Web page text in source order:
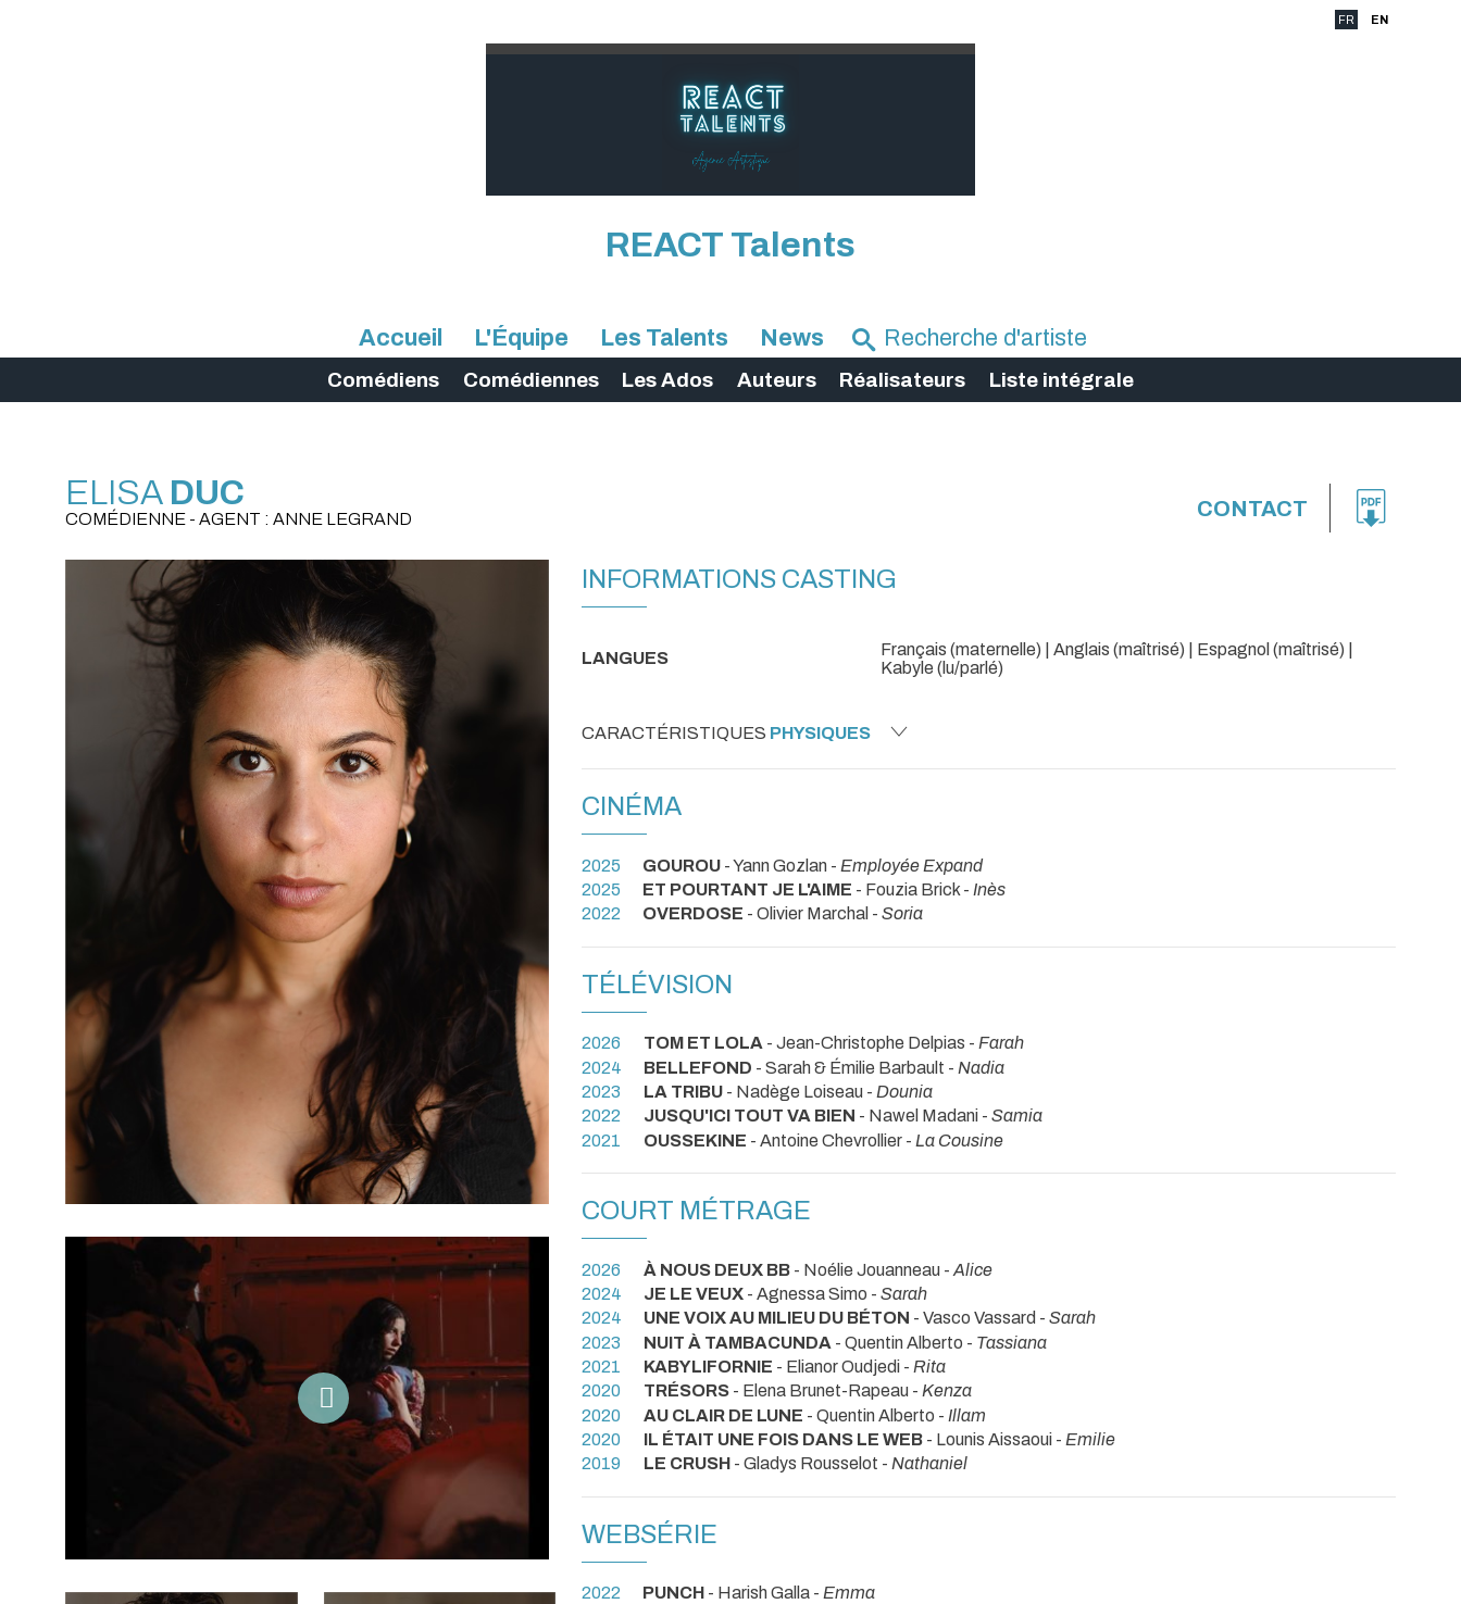
FR EN
REACT Talents
Accueil L'Équipe Les Talents
Comédiens Comédiennes Les Ados Auteurs Réalisateurs Liste intégrale
News
ELISA DUC
COMÉDIENNE - AGENT : ANNE LEGRAND CONTACT
INFORMATIONS CASTING
LANGUES
Français (maternelle) | Anglais (maîtrisé) | Espagnol (maîtrisé) |
Kabyle (lu/parlé)
CARACTÉRISTIQUES PHYSIQUES
CINÉMA
2025 GOUROU - Yann Gozlan - Employée Expand
2025
ET POURTANT JE L'AIME - Fouzia Brick - Inès
2022
OVERDOSE - Olivier Marchal - Soria
TÉLÉVISION
2026 TOM ET LOLA - Jean-Christophe Delpias - Farah
2024
BELLEFOND - Sarah & Émilie Barbault - Nadia
2023
LA TRIBU - Nadège Loiseau - Dounia
2022
JUSQU'ICI TOUT VA BIEN - Nawel Madani - Samia
2021
OUSSEKINE - Antoine Chevrollier - La Cousine
COURT MÉTRAGE
2026 À NOUS DEUX BB - Noélie Jouanneau - Alice
2024
JE LE VEUX - Agnessa Simo - Sarah
2024
UNE VOIX AU MILIEU DU BÉTON - Vasco Vassard - Sarah
2023
NUIT À TAMBACUNDA - Quentin Alberto - Tassiana
2021
KABYLIFORNIE - Elianor Oudjedi - Rita
2020
TRÉSORS - Elena Brunet-Rapeau - Kenza
2020
AU CLAIR DE LUNE - Quentin Alberto - Illam
2020
IL ÉTAIT UNE FOIS DANS LE WEB - Lounis Aissaoui - Emilie
2019
LE CRUSH - Gladys Rousselot - Nathaniel
WEBSÉRIE
2022 PUNCH - Harish Galla - Emma